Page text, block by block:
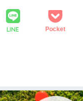
LINE Pocket